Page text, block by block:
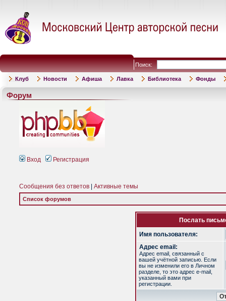
Поиск:
Клуб Новости Афиша Лавка Библиотека Фонды
Форум
Вход Регистрация
Сообщения без ответов Активные темы
Список форумов
Послать
Имя пользователя:
Адрес email:
Адрес email, связанный с
вашей учётной записью. Если
вы не изменили его в Личном
разделе, то это адрес e-mail,
указанный вами при
регистрации.